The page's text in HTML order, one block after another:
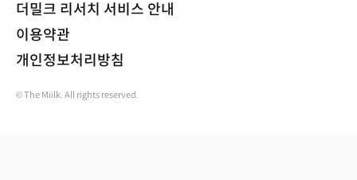
더밀크 리서치 서비스 안내
이용약관
개인정보처리방침
© The Miilk. All rights reserved.